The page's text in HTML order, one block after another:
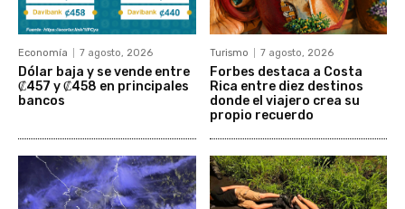
Economía 7 agosto, 2026
Dólar baja y se vende entre
₡457 y ₡458 en principales
bancos
Turismo 7 agosto, 2026
Forbes destaca a Costa
Rica entre diez destinos
donde el viajero crea su
propio recuerdo